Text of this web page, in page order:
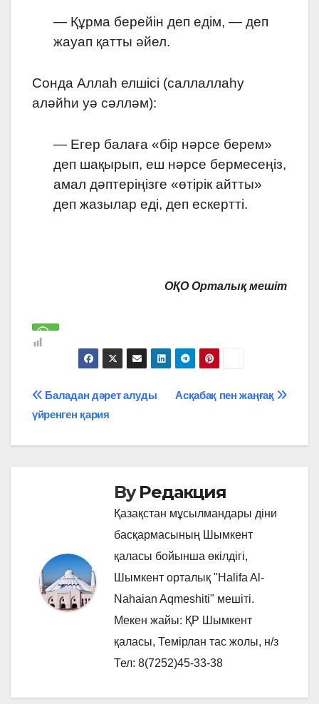
— Құрма берейін деп едім, — деп
жауап қатты әйел.
Сонда Аллаһ елшісі (саллаллаһу
аләйһи уә сәлләм):
— Егер балаға «бір нәрсе берем»
деп шақырып, еш нәрсе бермесеңіз,
амал дәптеріңізге «өтірік айтты»
деп жазылар еді, деп ескертті.
ОҚО Орталық мешіт
Навигация
по
Асқабақ пен жаңғақ
Баладан дәрет алуды
үйренген қария
ByРедакция
Қазақстан мұсылмандары діни
басқармасының Шымкент
қаласы бойынша өкілдігі,
Шымкент орталық "Halifa Al-
Nahaian Aqmeshiti" мешіті.
Мекен жайы: ҚР Шымкент
қаласы, Темірлан тас жолы, н/з
Тел: 8(7252)45-33-38